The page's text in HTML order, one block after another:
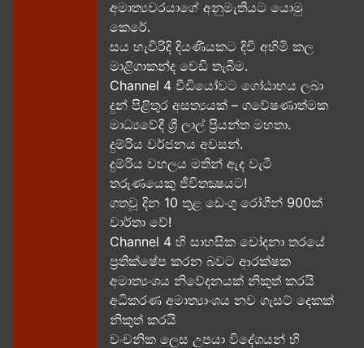
අමාත්‍යවරයාගේ අනුමැතියට​ යොමු
කෙරේ.
සය හැවිරිදි දියණියකට දිවි අහිමි කල
මාළිගාකන්ද වෙඩි තැබීම​.
Channel 4 වීඩියෝවට ගෝඨාභය ලබා
දුන් පිළිතුර අසත්‍යයක් – ගවේෂණාත්මක
මාධ්‍යවේදී ශ්‍රී ලාල් ප්‍රියන්ත මහතා.
දුම්රිය වර්ජනය අවසන්.
දුම්රිය වහලය මතින් ඇද​ වැටී
තරුණයෙකු ජීවිතක්‍ෂයට​!
ගතවූ දින 10 තුළ ඩෙංගු රෝගීන් 900ක්
වාර්තා වේ!
Channel 4 හි සාහසික චෝදනා තරයේ
ප්‍රතික්ෂේප කරන බවට ආරක්ෂක
අමාත්‍යංශය නිවේදනයක් නිකුත් කරයි
අධිකරණ අමාත්‍යාංශය නව ගැසට් දෙකක්
නිකුත් කරයි
වංචනික ලෙස උපයා විදේශයන් හි